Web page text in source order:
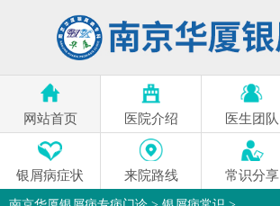
网站首页 医院介绍 医生团队
银屑病症状 来院路线 常识分享